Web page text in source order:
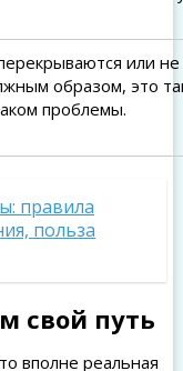
или не
образом, это
проблемы.
правила
польза
свой путь
вполне реальная